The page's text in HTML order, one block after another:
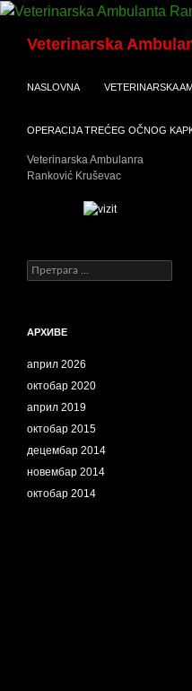
Скочи
садржај
Veterinarska
NASLOVNA VETERINARSKA
OPERACIJA TREĆEG OČNOG
Veterinarska Ambulanra
Ranković Kruševac
Претрага
за:
АРХИВЕ
април 2026
октобар 2020
април 2019
октобар 2015
децембар 2014
новембар 2014
октобар 2014